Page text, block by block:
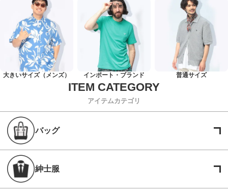
大きいサイズ（メンズ） インポート・ブランド 普通サイズ
アイテムカテゴリ
バッグ
紳士服